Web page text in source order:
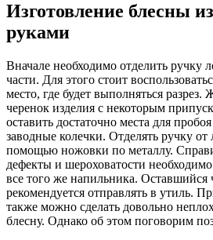
Изготовление блесны
руками
Вначале необходимо отделить ручку
части. Для этого стоит
место, где будет выполняться разрез.
черенок изделия с некоторым
оставить достаточно места для
заводные колечки. Отделять ручку
помощью ножовки по металлу.
дефекты и шероховатости
все того же напильника. Оставшийся
рекомендуется отправлять в утиль.
также можно сделать довольно
блесну. Однако об этом поговорим